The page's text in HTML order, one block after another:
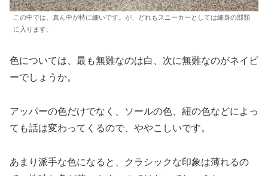
この中では、真ん中が特に細いです。が、どれもスニーカーとしては細身の部類
に入ります。
色については、最も無難なのは白、次に無難なのがネイビ
ーでしょうか。
アッパーの色だけでなく、ソールの色、紐の色などによっ
ても話は変わってくるので、ややこしいです。
あまり派手な色になると、クラシックな印象は薄れるの